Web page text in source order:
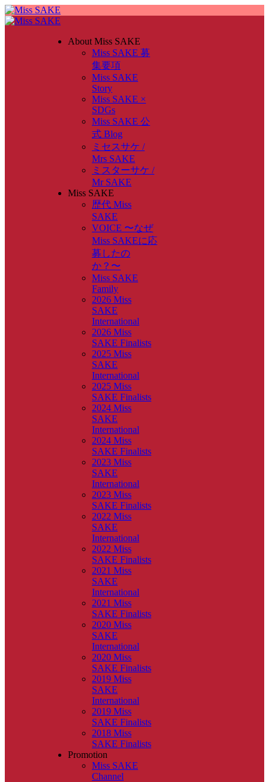
About Miss SAKE
Miss SAKE 募
集要項
Miss SAKE
Story
Miss SAKE ×
SDGs
Miss SAKE 公
式 Blog
ミセスサケ /
Mrs SAKE
ミスターサケ /
Mr SAKE
Miss SAKE
歴代 Miss
SAKE
VOICE 〜なぜ
Miss SAKEに応
募したの
か？〜
Miss SAKE
Family
2026 Miss
SAKE
International
2026 Miss
SAKE Finalists
2025 Miss
SAKE
International
2025 Miss
SAKE Finalists
2024 Miss
SAKE
International
2024 Miss
SAKE Finalists
2023 Miss
SAKE
International
2023 Miss
SAKE Finalists
2022 Miss
SAKE
International
2022 Miss
SAKE Finalists
2021 Miss
SAKE
International
2021 Miss
SAKE Finalists
2020 Miss
SAKE
International
2020 Miss
SAKE Finalists
2019 Miss
SAKE
International
2019 Miss
SAKE Finalists
2018 Miss
SAKE Finalists
Promotion
Miss SAKE
Channel